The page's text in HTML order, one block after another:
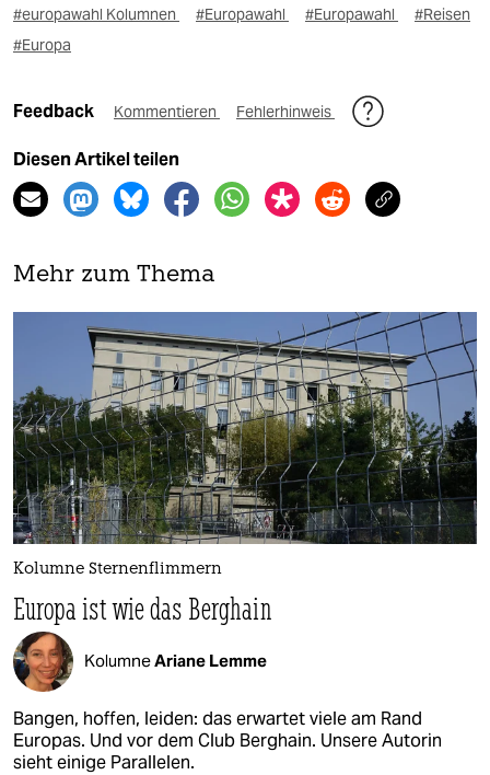
#europawahl Kolumnen #Europawahl #Europawahl
#Reisen
#Europa
Feedback Kommentieren Fehlerhinweis
Diesen Artikel teilen
Mehr zum Thema
Kolumne Sternenflimmern
Europa ist wie das Berghain
KolumneAriane Lemme
Bangen, hoffen, leiden: das erwartet viele am Rand
Europas. Und vor dem Club Berghain. Unsere Autorin
sieht einige Parallelen.